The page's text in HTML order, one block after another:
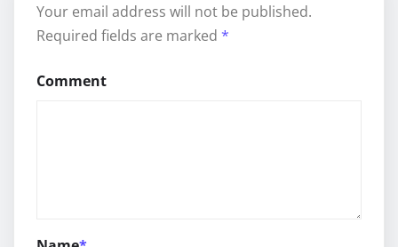
Your email address will not be published.
Required fields are marked *
Comment